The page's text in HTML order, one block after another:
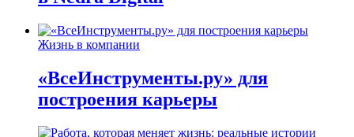
Жизнь в компании
«ВсеИнструменты.ру» для
построения карьеры